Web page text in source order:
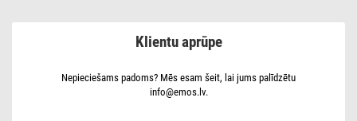
Klientu aprūpe
Nepieciešams padoms? Mēs esam šeit, lai jums palīdzētu
info@emos.lv.